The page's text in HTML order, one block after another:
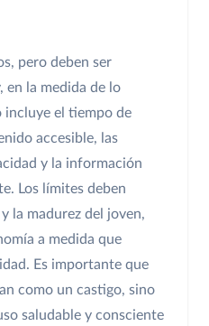
pero deben ser
en la medida de lo
incluye el tiempo de
accesible, las
y la información
Los límites deben
la madurez del joven,
a medida que
Es importante que
como un castigo, sino
saludable y consciente